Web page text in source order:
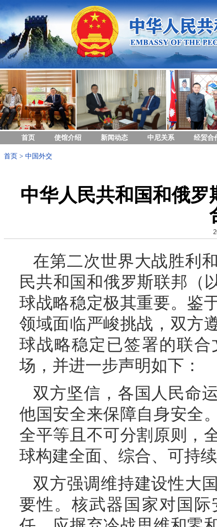
首页 使馆介绍 新闻动态 中尼关系 经贸合
首页 > 中国外交
中华人民共和国和俄
在第二次世界大战胜利
民共和国和俄罗斯联邦（
球战略稳定极其重要。鉴
领域面临严峻挑战，双方
球战略稳定已签署的联
场，并进一步声明如下：
双方坚信，各国人民命
他国安全来保障自身安全
全平等且不可分割原则，
球构建全面、综合、可持
双方强调维持建设性大
要性。核武器国家对国